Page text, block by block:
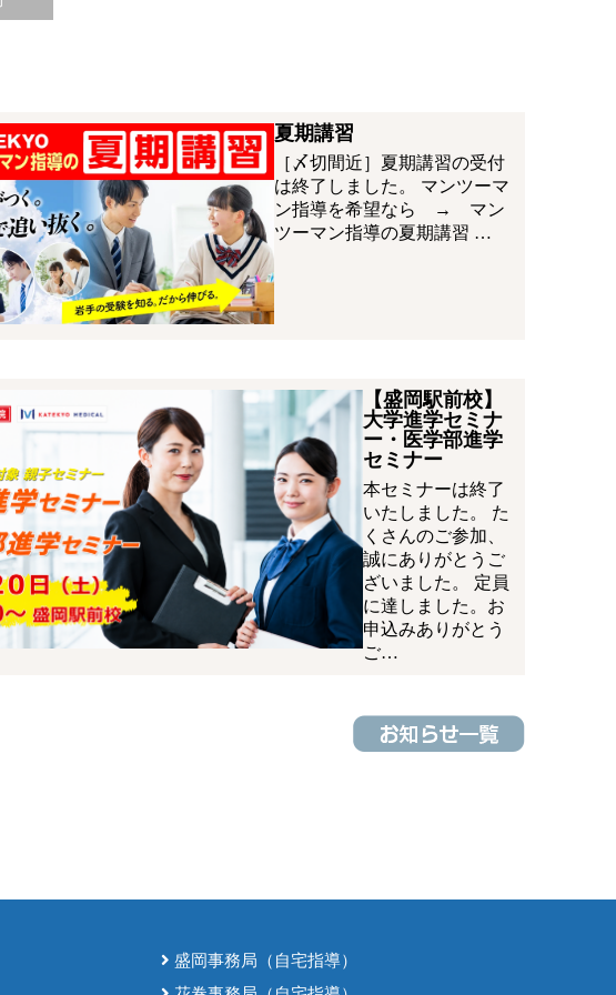
夏期講習
［〆切間近］夏期講習の受付
は終了しました。 マンツーマ
ン指導を希望なら → マン
ツーマン指導の夏期講習 …
【盛岡駅前校】
大学進学セミナ
ー・医学部進学
セミナー
本セミナーは終了
いたしました。 た
くさんのご参加、
誠にありがとうご
ざいました。 定員
に達しました。お
申込みありがとう
ご…
盛岡事務局（自宅指導）